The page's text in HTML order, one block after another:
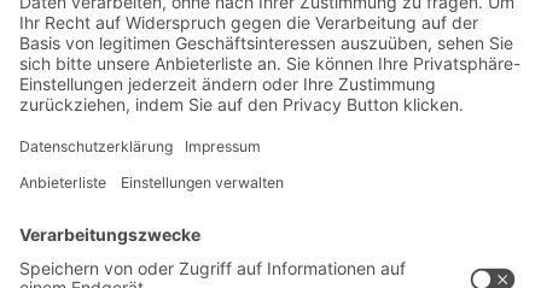
Exklusive Rabatte
Neuheiten
Newsletter abonnieren
Lösungen
IntralogistiklösungenKontaktformular